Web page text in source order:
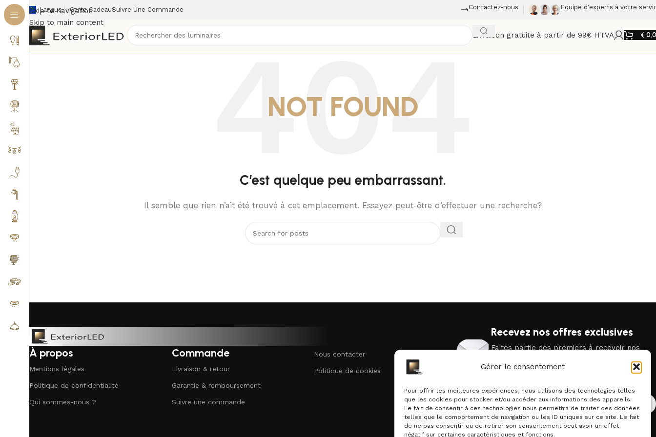
Gérer le consentement
Pour offrir les meilleures expériences, nous utilisons des technologies telles
que les cookies pour stocker et/ou accéder aux informations des appareils.
Le fait de consentir à ces technologies nous permettra de traiter des données
telles que le comportement de navigation ou les ID uniques sur ce site. Le fait
de ne pas consentir ou de retirer son consentement peut avoir un effet
négatif sur certaines caractéristiques et fonctions.
Skip to navigation
Skip to main content
Langue Carte CadeauSuivre Une Commande Contactez-nous Equipe d'experts à votre
Livraison gratuite à partir de 99€ HTVA €
NOT FOUND
C’est quelque peu embarrassant.
Il semble que rien n’ait été trouvé à cet emplacement. Essayez peut-être d’effectuer une recherche?
À propos
Mentions légales
Politique de confidentialité
Qui sommes-nous ?
Commande
Livraison & retour
Garantie & remboursement
Suivre une commande
Nous contacter
Politique de cookies
Recevez nos offres exclusives
Faites partie des premiers à recevoir nos
boîte mail.
E-mail
En vous inscrivant vous acceptez notre politique de
confidentialité.